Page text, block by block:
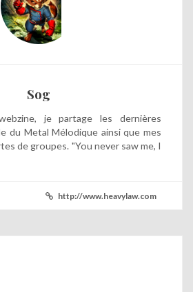
Sog
je partage les dernières
du Metal Mélodique ainsi que mes
de groupes. "You never saw me, I
http://www.heavylaw.com